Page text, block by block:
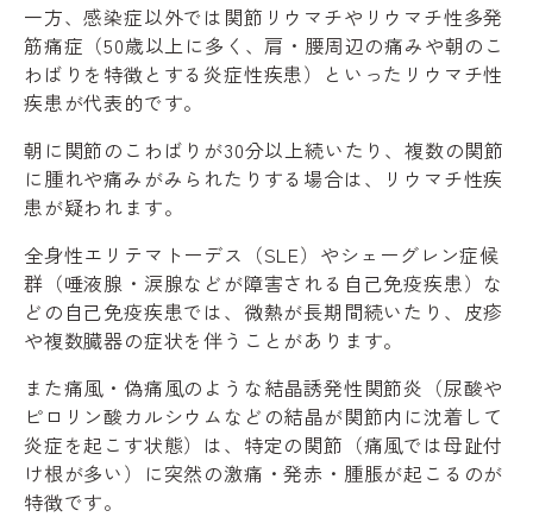
一方、感染症以外では関節リウマチやリウマチ性多発
筋痛症（50歳以上に多く、肩・腰周辺の痛みや朝のこ
わばりを特徴とする炎症性疾患）といったリウマチ性
疾患が代表的です。
朝に関節のこわばりが30分以上続いたり、複数の関節
に腫れや痛みがみられたりする場合は、リウマチ性疾
患が疑われます。
全身性エリテマトーデス（SLE）やシェーグレン症候
群（唾液腺・涙腺などが障害される自己免疫疾患）な
どの自己免疫疾患では、微熱が長期間続いたり、皮疹
や複数臓器の症状を伴うことがあります。
また痛風・偽痛風のような結晶誘発性関節炎（尿酸や
ピロリン酸カルシウムなどの結晶が関節内に沈着して
炎症を起こす状態）は、特定の関節（痛風では母趾付
け根が多い）に突然の激痛・発赤・腫脹が起こるのが
特徴です。